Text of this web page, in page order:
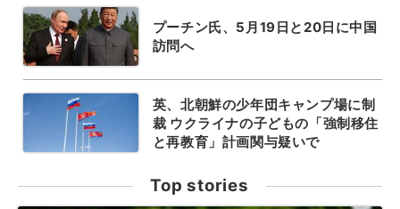
プーチン氏、5月19日と20日に中国
訪問へ
英、北朝鮮の少年団キャンプ場に制
裁 ウクライナの子どもの「強制移住
と再教育」計画関与疑いで
Top stories